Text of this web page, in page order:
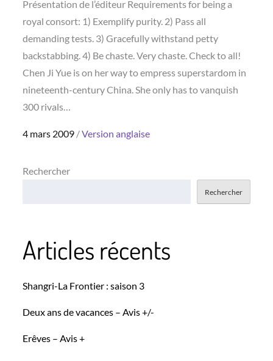
Présentation de l’éditeur Requirements for being a
royal consort: 1) Exemplify purity. 2) Pass all
demanding tests. 3) Gracefully withstand petty
backstabbing. 4) Be chaste. Very chaste. Check to all!
Chen Ji Yue is on her way to empress superstardom in
nineteenth-century China. She only has to vanquish
300 rivals…
Posted
4 mars 2009 Version anglaise
Rechercher
Rechercher
Articles récents
Shangri-La Frontier : saison 3
Deux ans de vacances – Avis +/-
Erêves – Avis +